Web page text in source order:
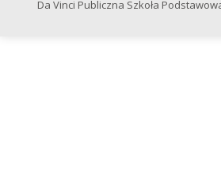
Da Vinci Publiczna Szkoła